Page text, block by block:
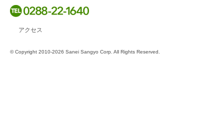
アクセス
© Copyright 2010-2026 Sanei Sangyo Corp. All Rights Reserved.